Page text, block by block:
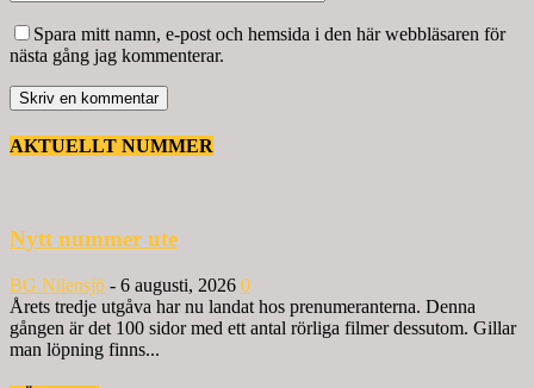
Spara mitt namn, e-post och hemsida i den här webbläsaren för
nästa gång jag kommenterar.
AKTUELLT NUMMER
Nytt nummer ute
BG Nilensjö - 6 augusti, 2026 0
Årets tredje utgåva har nu landat hos prenumeranterna. Denna
gången är det 100 sidor med ett antal rörliga filmer dessutom. Gillar
man löpning finns...